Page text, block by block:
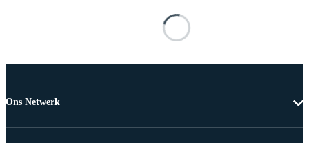
Ons Netwerk